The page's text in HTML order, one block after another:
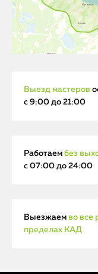
Выезд мастеров
с 9:00 до 21:00
Работаем без
с 07:00 до 24:00
Выезжаем во все
пределах КАД